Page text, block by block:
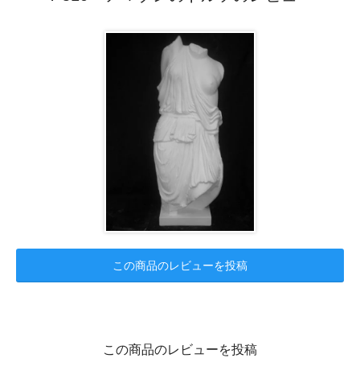
この商品のレビューを投稿
この商品のレビューを投稿